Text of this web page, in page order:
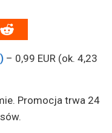
– 0,99 EUR (ok. 4,23
Promocja trwa 24